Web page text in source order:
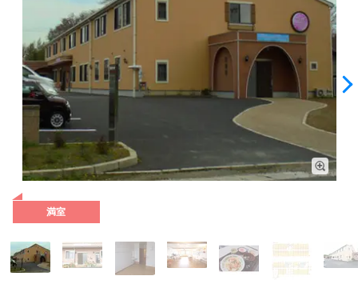
建物内に医療機関を併設しています。
満室